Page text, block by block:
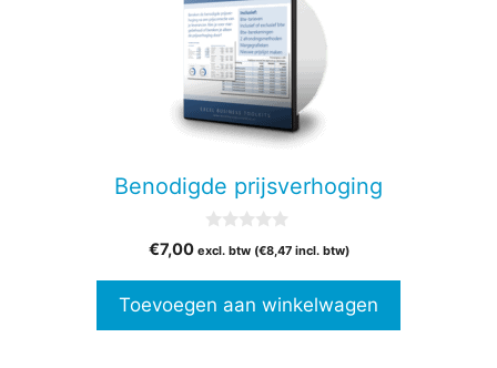
Benodigde prijsverhoging
v
5
€7,00 excl. btw (€8,47incl. btw)
Toevoegen aan winkelwagen